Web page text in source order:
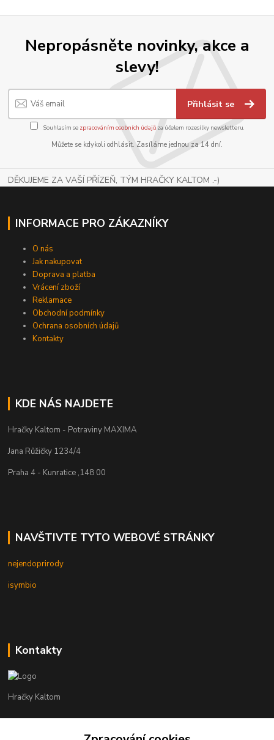
Nepropásněte novinky, akce a
slevy!
Přihlásit se
Souhlasím se zpracováním osobních údajůza účelem rozesílky newsletteru.
Můžete se kdykoli odhlásit. Zasíláme jednou za 14 dní.
DĚKUJEME ZA VAŠÍ PŘÍZEŇ, TÝM HRAČKY KALTOM .-)
INFORMACE PRO ZÁKAZNÍKY
O nás
Jak nakupovat
Doprava a platba
Vrácení zboží
Reklamace
Obchodní podmínky
Ochrana osobních údajů
Kontakty
KDE NÁS NAJDETE
Hračky Kaltom - Potraviny MAXIMA
Jana Růžičky 1234/4
Praha 4 - Kunratice ,148 00
NAVŠTIVTE TYTO WEBOVÉ STRÁNKY
nejendoprirody
isymbio
Kontakty
Hračky Kaltom